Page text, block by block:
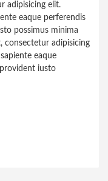
adipisicing elit.
eaque perferendis
possimus minima
consectetur adipisicing
eaque
iusto